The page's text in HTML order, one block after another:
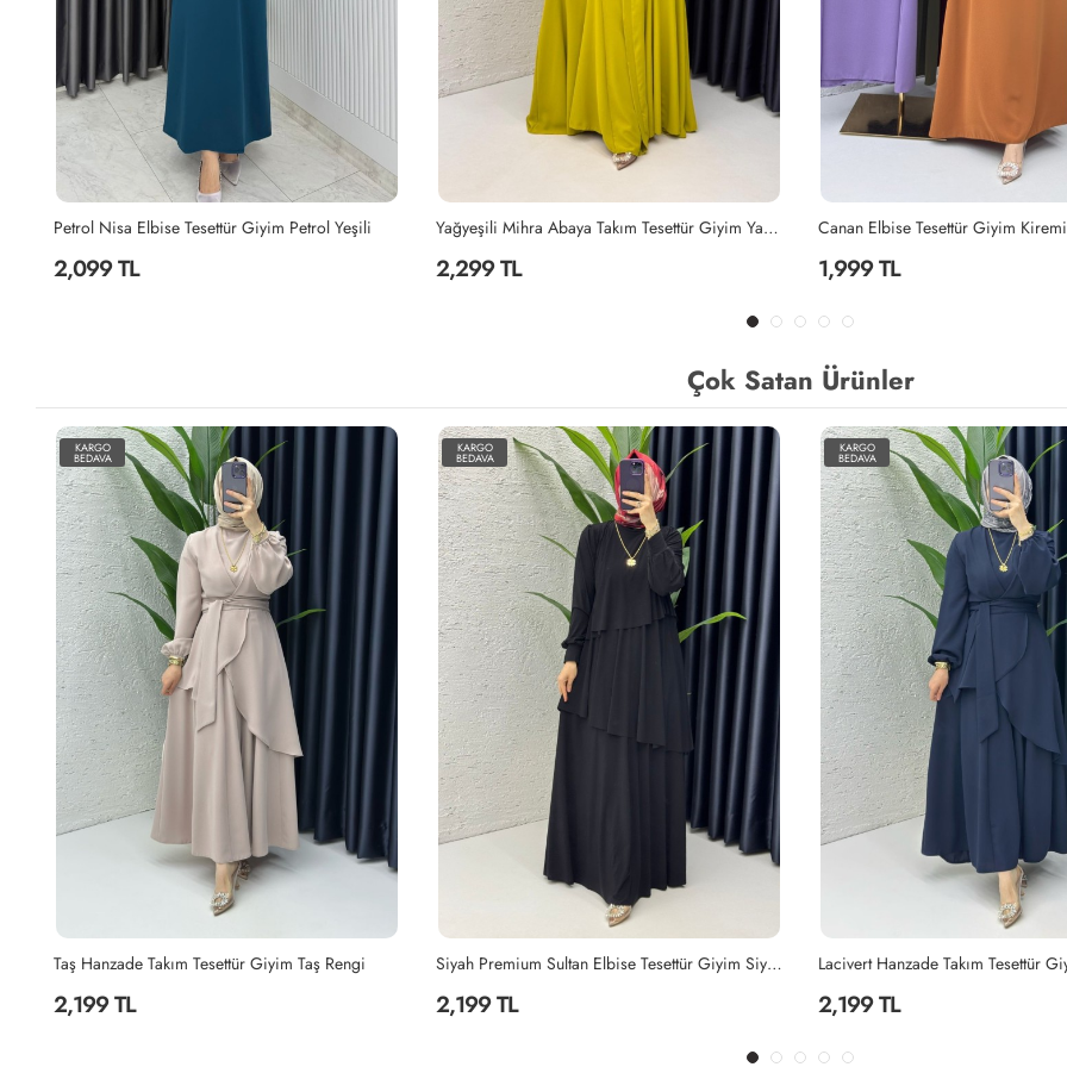
2,299 TL
Canan Elbise Tesettür Giyim Kiremit
1,999 TL
Lila Mihra Abaya Takım Tesettür
2,299 TL
Çok Satan Ürünler
KARGO
BEDAVA
2,199 TL
KARGO
BEDAVA
Lacivert Hanzade Takım Tesettür Giyim Lacivert
2,199 TL
KARGO
BEDAVA
Siyah Ayperi Elbise Tesettür Giyim
1,499 TL